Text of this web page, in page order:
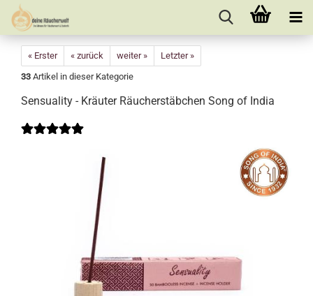
« Erster « zurück weiter »
Letzter »
33 Artikel in dieser Kategorie
Sensuality - Kräuter Räucherstäbchen Song of India